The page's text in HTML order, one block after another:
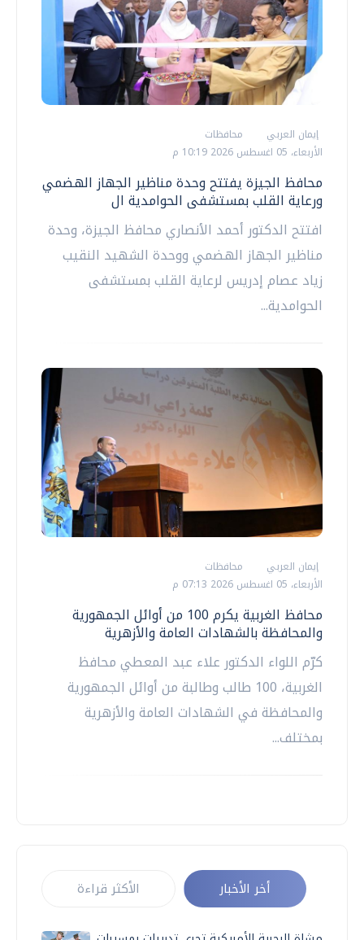
إيمان العربي
محافظات
الأربعاء، 05 اغسطس 2026 10:19 م
محافظ الجيزة يفتتح وحدة مناظير الجهاز الهضمي
ورعاية القلب بمستشفى الحوامدية ال
افتتح الدكتور أحمد الأنصاري محافظ الجيزة، وحدة
مناظير الجهاز الهضمي ووحدة الشهيد النقيب
زياد عصام إدريس لرعاية القلب بمستشفى
الحوامدية...
إيمان العربي
محافظات
الأربعاء، 05 اغسطس 2026 07:13 م
محافظ الغربية يكرم 100 من أوائل الجمهورية
والمحافظة بالشهادات العامة والأزهرية
كرّم اللواء الدكتور علاء عبد المعطي محافظ
الغربية، 100 طالب وطالبة من أوائل الجمهورية
والمحافظة في الشهادات العامة والأزهرية
بمختلف...
أخر الأخبار الأكثر قراءة